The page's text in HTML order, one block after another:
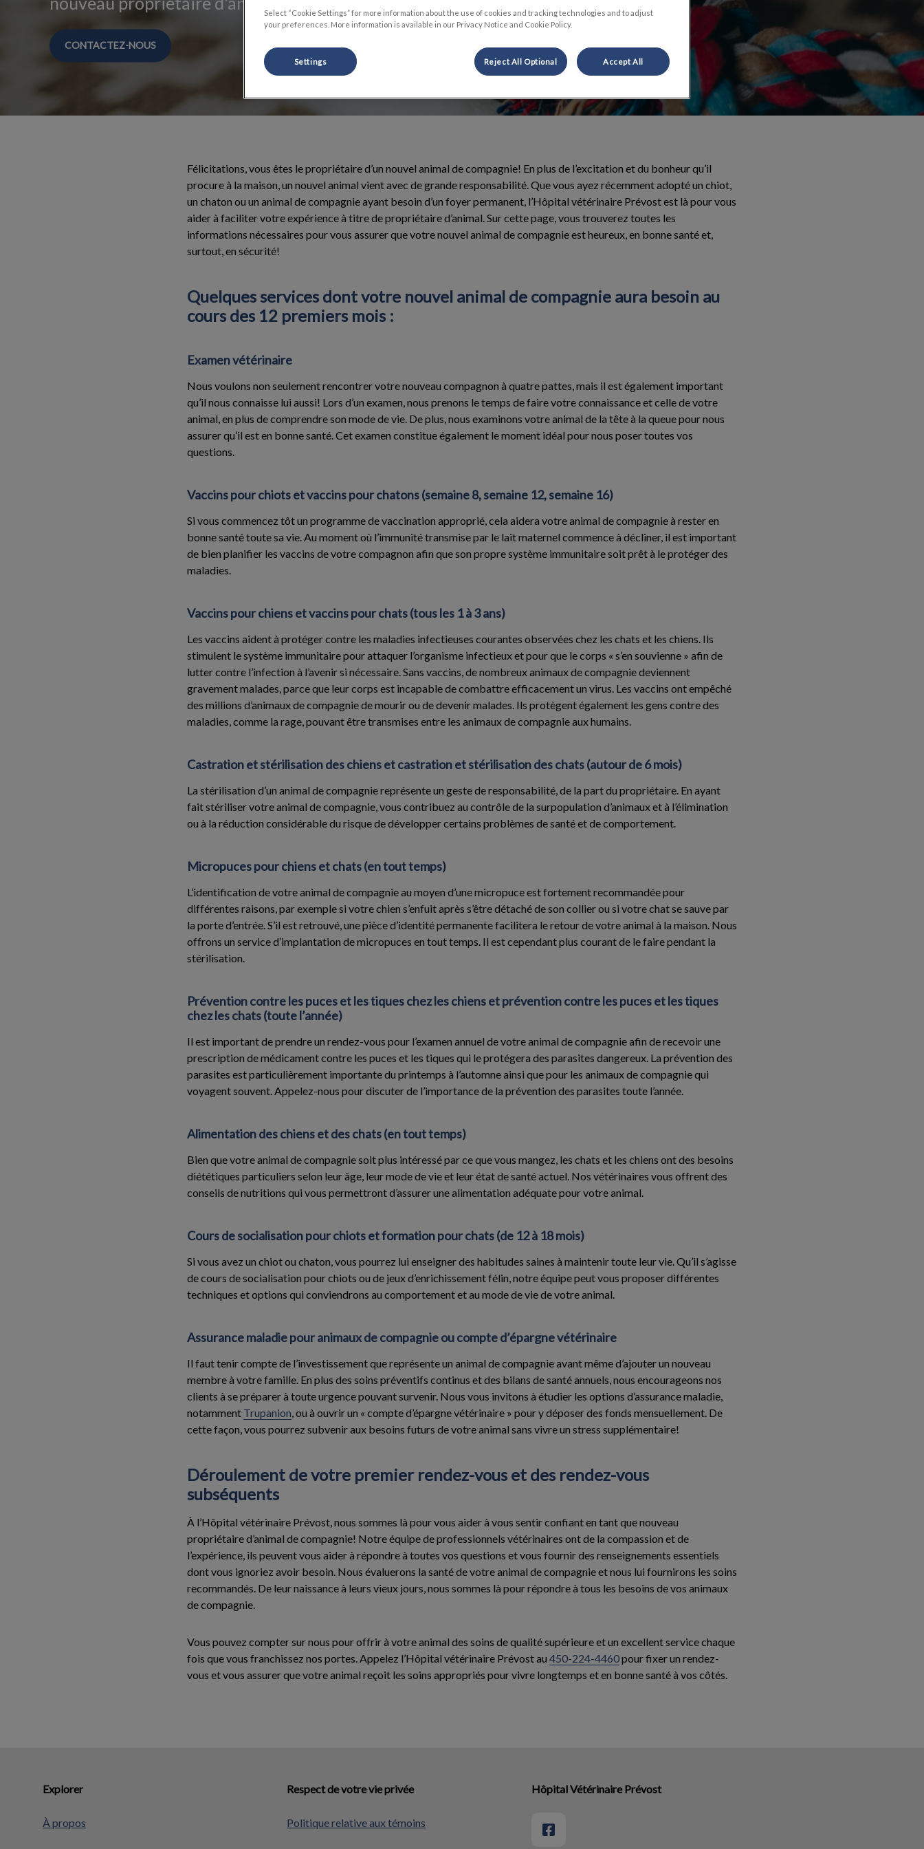
CONTACTEZ-NOUS
Félicitations, vous êtes le propriétaire d’un nouvel animal de compagnie! En plus de l’excitation et du bonheur qu’il
procure à la maison, un nouvel animal vient avec de grande responsabilité. Que vous ayez récemment adopté un chiot,
un chaton ou un animal de compagnie ayant besoin d’un foyer permanent, l’Hôpital vétérinaire Prévost est là pour vous
aider à faciliter votre expérience à titre de propriétaire d’animal. Sur cette page, vous trouverez toutes les
informations nécessaires pour vous assurer que votre nouvel animal de compagnie est heureux, en bonne santé et,
surtout, en sécurité!
Quelques services dont votre nouvel animal de compagnie aura besoin au
cours des 12 premiers mois :
Examen vétérinaire
Nous voulons non seulement rencontrer votre nouveau compagnon à quatre pattes, mais il est également important
qu’il nous connaisse lui aussi! Lors d’un examen, nous prenons le temps de faire votre connaissance et celle de votre
animal, en plus de comprendre son mode de vie. De plus, nous examinons votre animal de la tête à la queue pour nous
assurer qu’il est en bonne santé. Cet examen constitue également le moment idéal pour nous poser toutes vos
questions.
Vaccins pour chiots et vaccins pour chatons (semaine 8, semaine 12, semaine 16)
Si vous commencez tôt un programme de vaccination approprié, cela aidera votre animal de compagnie à rester en
bonne santé toute sa vie. Au moment où l’immunité transmise par le lait maternel commence à décliner, il est important
de bien planifier les vaccins de votre compagnon afin que son propre système immunitaire soit prêt à le protéger des
maladies.
Vaccins pour chiens et vaccins pour chats (tous les 1 à 3 ans)
Les vaccins aident à protéger contre les maladies infectieuses courantes observées chez les chats et les chiens. Ils
stimulent le système immunitaire pour attaquer l’organisme infectieux et pour que le corps « s’en souvienne » afin de
lutter contre l’infection à l’avenir si nécessaire. Sans vaccins, de nombreux animaux de compagnie deviennent
gravement malades, parce que leur corps est incapable de combattre efficacement un virus. Les vaccins ont empêché
des millions d’animaux de compagnie de mourir ou de devenir malades. Ils protègent également les gens contre des
maladies, comme la rage, pouvant être transmises entre les animaux de compagnie aux humains.
Castration et stérilisation des chiens et castration et stérilisation des chats (autour de 6 mois)
La stérilisation d’un animal de compagnie représente un geste de responsabilité, de la part du propriétaire. En ayant
fait stériliser votre animal de compagnie, vous contribuez au contrôle de la surpopulation d’animaux et à l’élimination
ou à la réduction considérable du risque de développer certains problèmes de santé et de comportement.
Micropuces pour chiens et chats (en tout temps)
L’identification de votre animal de compagnie au moyen d’une micropuce est fortement recommandée pour
différentes raisons, par exemple si votre chien s’enfuit après s’être détaché de son collier ou si votre chat se sauve par
la porte d’entrée. S’il est retrouvé, une pièce d’identité permanente facilitera le retour de votre animal à la maison. Nous
offrons un service d’implantation de micropuces en tout temps. Il est cependant plus courant de le faire pendant la
stérilisation.
Prévention contre les puces et les tiques chez les chiens et prévention contre les puces et les tiques
chez les chats (toute l’année)
Il est important de prendre un rendez-vous pour l’examen annuel de votre animal de compagnie afin de recevoir une
prescription de médicament contre les puces et les tiques qui le protégera des parasites dangereux. La prévention des
parasites est particulièrement importante du printemps à l’automne ainsi que pour les animaux de compagnie qui
voyagent souvent. Appelez-nous pour discuter de l’importance de la prévention des parasites toute l’année.
Alimentation des chiens et des chats (en tout temps)
Bien que votre animal de compagnie soit plus intéressé par ce que vous mangez, les chats et les chiens ont des besoins
diététiques particuliers selon leur âge, leur mode de vie et leur état de santé actuel. Nos vétérinaires vous offrent des
conseils de nutritions qui vous permettront d’assurer une alimentation adéquate pour votre animal.
Cours de socialisation pour chiots et formation pour chats (de 12 à 18 mois)
Si vous avez un chiot ou chaton, vous pourrez lui enseigner des habitudes saines à maintenir toute leur vie. Qu’il s’agisse
de cours de socialisation pour chiots ou de jeux d’enrichissement félin, notre équipe peut vous proposer différentes
techniques et options qui conviendrons au comportement et au mode de vie de votre animal.
Assurance maladie pour animaux de compagnie ou compte d’épargne vétérinaire
Il faut tenir compte de l’investissement que représente un animal de compagnie avant même d’ajouter un nouveau
membre à votre famille. En plus des soins préventifs continus et des bilans de santé annuels, nous encourageons nos
clients à se préparer à toute urgence pouvant survenir. Nous vous invitons à étudier les options d’assurance maladie,
notamment Trupanion, ou à ouvrir un « compte d’épargne vétérinaire » pour y déposer des fonds mensuellement. De
cette façon, vous pourrez subvenir aux besoins futurs de votre animal sans vivre un stress supplémentaire!
Déroulement de votre premier rendez-vous et des rendez-vous
subséquents
À l’Hôpital vétérinaire Prévost, nous sommes là pour vous aider à vous sentir confiant en tant que nouveau
propriétaire d’animal de compagnie! Notre équipe de professionnels vétérinaires ont de la compassion et de
l’expérience, ils peuvent vous aider à répondre à toutes vos questions et vous fournir des renseignements essentiels
dont vous ignoriez avoir besoin. Nous évaluerons la santé de votre animal de compagnie et nous lui fournirons les soins
recommandés. De leur naissance à leurs vieux jours, nous sommes là pour répondre à tous les besoins de vos animaux
de compagnie.
Vous pouvez compter sur nous pour offrir à votre animal des soins de qualité supérieure et un excellent service chaque
fois que vous franchissez nos portes. Appelez l’Hôpital vétérinaire Prévost au 450-224-4460pour fixer un rendez-
vous et vous assurer que votre animal reçoit les soins appropriés pour vivre longtemps et en bonne santé à vos côtés.
Explorer
À propos
Respect de votre vie privée
Politique relative aux témoins
Hôpital Vétérinaire Prévost
Select “Cookie Settings” for more information about the use of cookies and tracking technologies and to adjust
your preferences. More information is available in our Privacy Notice and Cookie Policy.
Settings Reject All Optional Accept All